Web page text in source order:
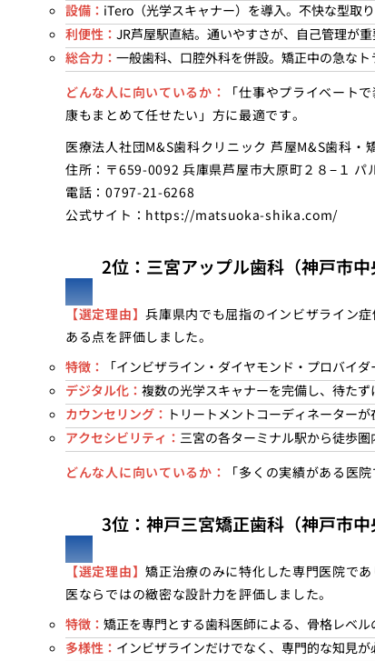
設備： iTero（光学スキャナー）を導入。不快な型取
利便性： JR芦屋駅直結。通いやすさが、自己管理が
総合力： 一般歯科、口腔外科を併設。矯正中の急な
どんな人に向いているか：
「仕事やプライベート
康もまとめて任せたい」方に最適です。
医療法人社団M&S歯科クリニック 芦屋M&S歯科・
住所：〒659-0092 兵庫県芦屋市大原町２８−１ パ
電話：0797-21-6268
公式サイト： https://matsuoka-shika.com/
2位：三宮アップル歯科（神戸市中
【選定理由】兵庫県内でも屈指のインビザライン
ある点を評価しました。
特徴：
「インビザライン・ダイヤモンド・プロバイ
デジタル化： 複数の光学スキャナーを完備し、待た
カウンセリング： トリートメントコーディネーター
アクセシビリティ： 三宮の各ターミナル駅から徒歩
どんな人に向いているか：
「多くの実績がある医
3位：神戸三宮矯正歯科（神戸市中
【選定理由】矯正治療のみに特化した専門医院で
医ならではの緻密な設計力を評価しました。
特徴： 矯正を専門とする歯科医師による、骨格レベ
多様性： インビザラインだけでなく、専門的な知見